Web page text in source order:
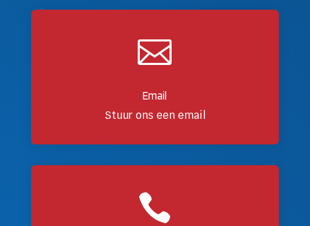

Email
Stuur ons een email
